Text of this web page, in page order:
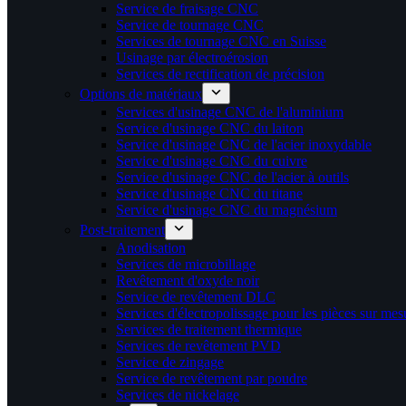
Service de fraisage CNC
Service de tournage CNC
Services de tournage CNC en Suisse
Usinage par électroérosion
Services de rectification de précision
Options de matériaux
Services d'usinage CNC de l'aluminium
Service d'usinage CNC du laiton
Service d'usinage CNC de l'acier inoxydable
Service d'usinage CNC du cuivre
Service d'usinage CNC de l'acier à outils
Service d'usinage CNC du titane
Service d'usinage CNC du magnésium
Post-traitement
Anodisation
Services de microbillage
Revêtement d'oxyde noir
Service de revêtement DLC
Services d'électropolissage pour les pièces sur
Services de traitement thermique
Services de revêtement PVD
Service de zingage
Service de revêtement par poudre
Services de nickelage